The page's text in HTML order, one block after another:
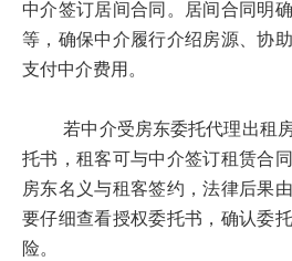
中介签订居间合同。居间合同明
等，确保中介履行介绍房源、协
支付中介费用。
若中介受房东委托代理出租房
托书，租客可与中介签订租赁合
房东名义与租客签约，法律后果
要仔细查看授权委托书，确认委
险。